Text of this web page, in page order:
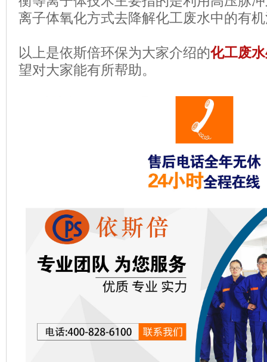
离子体氧化方式去降解化工废水中的有
以上是依斯倍环保为大家介绍的化工废
望对大家能有所帮助。